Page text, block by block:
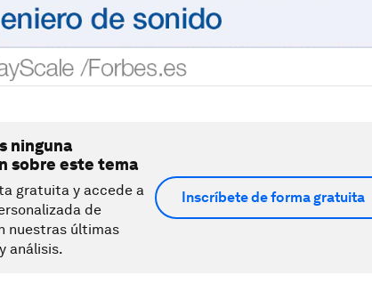
ninguna
sobre este tema
gratuita y accede a
de
nuestras últimas
análisis.
Inscríbete de forma gratuita